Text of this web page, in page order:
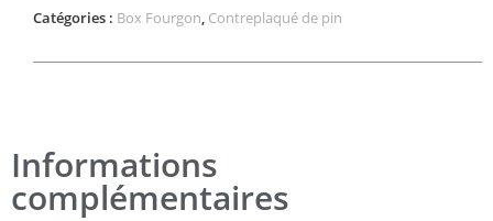
Catégories : Box Fourgon, Contreplaqué de pin
Informations
complémentaires